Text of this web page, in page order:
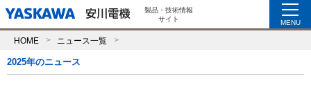
製品・技術情報
サイト
MENU
HOME ニュース一覧
2025年のニュース